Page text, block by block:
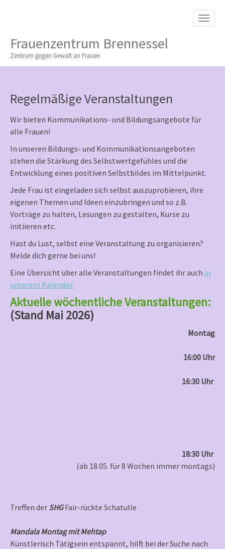
M
Frauenzentrum Brennessel
Zentrum gegen Gewalt an Frauen
Regelmäßige Veranstaltungen
Wir bieten Kommunikations- und Bildungsangebote für
alle Frauen!
In unseren Bildungs- und Kommunikationsangeboten
stehen die Stärkung des Selbstwertgefühles und die
Entwicklung eines positiven Selbstbildes im Mittelpunkt.
Jede Frau ist eingeladen sich selbst auszuprobieren, ihre
eigenen Themen und Ideen einzubringen und so z.B.
Vorträge zu halten, Lesungen zu gestalten, Kurse zu
initiieren etc.
Hast du Lust, selbst eine Veranstaltung zu organisieren?
Melde dich gerne bei uns!
Eine Übersicht über alle Veranstaltungen findet ihr auch in
unserem Kalender.
Aktuelle wöchentliche Veranstaltungen:
(Stand Mai 2026)
Montag
16:00 Uhr
16:30 Uhr
18:30 Uhr
(ab 18.05. für 8 Wochen immer montags)
Treffen der SHGFair-rückte Schatulle
Mandala Montag mit Mehtap
Künstlerisch Tätigsein entspannt, hilft bei der Suche nach